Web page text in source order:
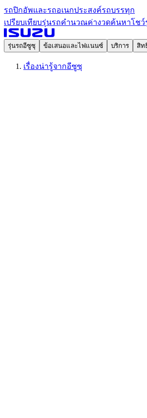
รถปิกอัพและรถอเนกประสงค์รถบรรทุก
เปรียบเทียบรุ่นรถคำนวณค่างวดค้นหาโชว์
รุ่นรถอีซูซุ ข้อเสนอและไฟแนนซ์ บริการ สิท
เรื่องน่ารู้จากอีซูซุ